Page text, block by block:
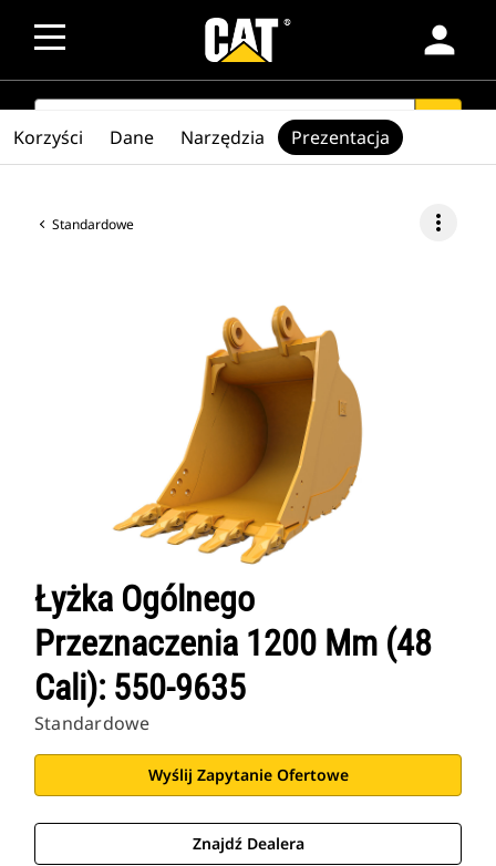
person
SEARCH
Standardowe more_vert
Łyżka Ogólnego
Przeznaczenia 1200 Mm (48
Cali): 550-9635
Standardowe
Wyślij Zapytanie Ofertowe
Znajdź Dealera
Korzyści Dane Narzędzia Prezentacja